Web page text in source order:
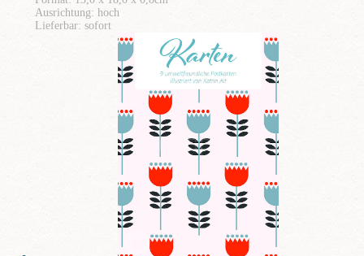
Ausrichtung: hoch
Lieferbar: sofort